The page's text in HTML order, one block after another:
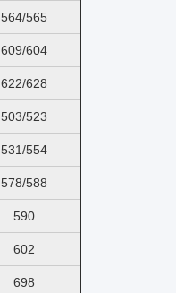
564/565
609/604
622/628
503/523
531/554
578/588
590
602
698